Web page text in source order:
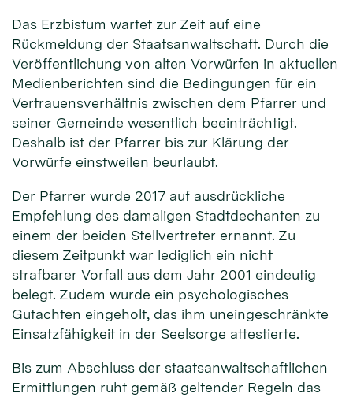
Das Erzbistum wartet zur Zeit auf eine
Rückmeldung der Staatsanwaltschaft. Durch die
Veröffentlichung von alten Vorwürfen in aktuellen
Medienberichten sind die Bedingungen für ein
Vertrauensverhältnis zwischen dem Pfarrer und
seiner Gemeinde wesentlich beeinträchtigt.
Deshalb ist der Pfarrer bis zur Klärung der
Vorwürfe einstweilen beurlaubt.
Der Pfarrer wurde 2017 auf ausdrückliche
Empfehlung des damaligen Stadtdechanten zu
einem der beiden Stellvertreter ernannt. Zu
diesem Zeitpunkt war lediglich ein nicht
strafbarer Vorfall aus dem Jahr 2001 eindeutig
belegt. Zudem wurde ein psychologisches
Gutachten eingeholt, das ihm uneingeschränkte
Einsatzfähigkeit in der Seelsorge attestierte.
Bis zum Abschluss der staatsanwaltschaftlichen
Ermittlungen ruht gemäß geltender Regeln das